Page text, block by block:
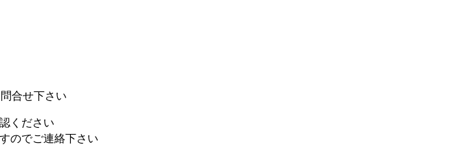
合せ下さい
ください
のでご連絡下さい